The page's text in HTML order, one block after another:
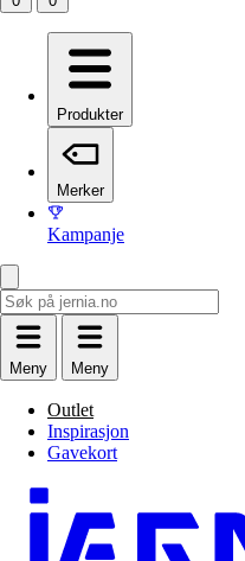
Produkter
Merker
Kampanje
Meny Meny
Outlet
Inspirasjon
Gavekort